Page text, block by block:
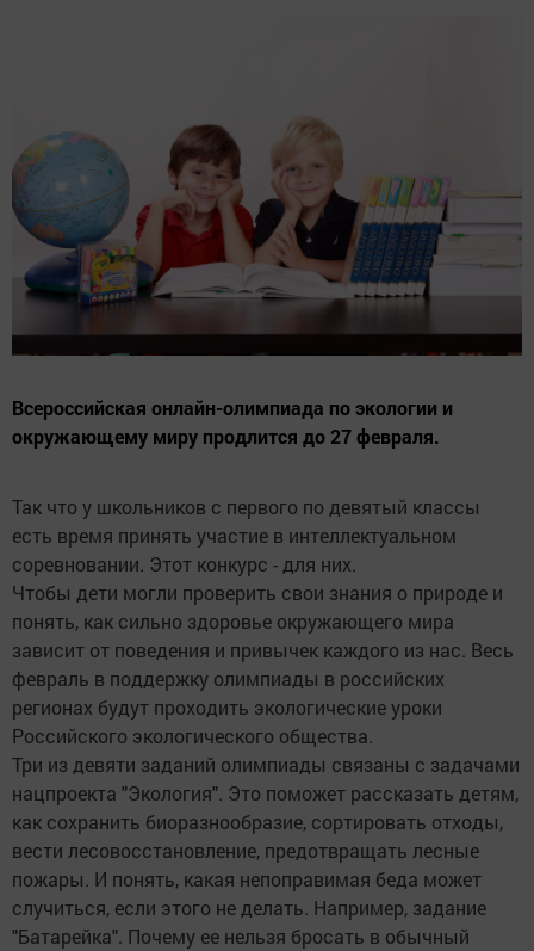
Всероссийская онлайн-олимпиада по экологии и
окружающему миру продлится до 27 февраля.
Так что у школьников с первого по девятый классы
есть время принять участие в интеллектуальном
соревновании. Этот конкурс - для них.
Чтобы дети могли проверить свои знания о природе и
понять, как сильно здоровье окружающего мира
зависит от поведения и привычек каждого из нас. Весь
февраль в поддержку олимпиады в российских
регионах будут проходить экологические уроки
Российского экологического общества.
Три из девяти заданий олимпиады связаны с задачами
нацпроекта "Экология". Это поможет рассказать детям,
как сохранить биоразнообразие, сортировать отходы,
вести лесовосстановление, предотвращать лесные
пожары. И понять, какая непоправимая беда может
случиться, если этого не делать. Например, задание
"Батарейка". Почему ее нельзя бросать в обычный